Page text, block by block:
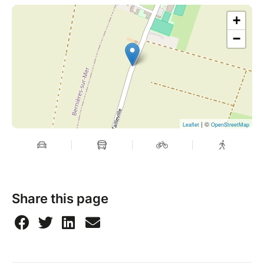
+
−
Leaflet | © OpenStreetMap
Share this page